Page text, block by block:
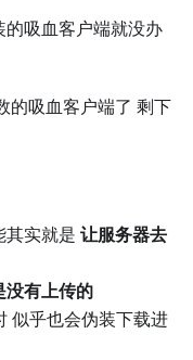
吸血客户端就没办
的吸血客户端了 剩下
其实就是 让服务器去
没有上传的
似乎也会伪装下载进